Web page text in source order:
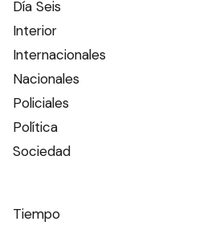
Día Seis
Interior
Internacionales
Nacionales
Policiales
Política
Sociedad
Tiempo